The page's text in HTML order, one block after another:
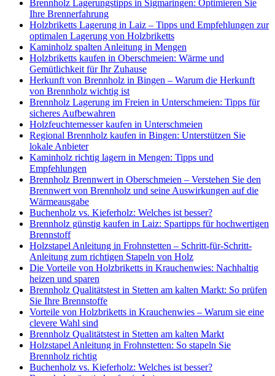
Brennholz Lagerungstipps in Sigmaringen: Optimieren Sie
Ihre Brennerfahrung
Holzbriketts Lagerung in Laiz – Tipps und Empfehlungen zur
optimalen Lagerung von Holzbriketts
Kaminholz spalten Anleitung in Mengen
Holzbriketts kaufen in Oberschmeien: Wärme und
Gemütlichkeit für Ihr Zuhause
Herkunft von Brennholz in Bingen – Warum die Herkunft
von Brennholz wichtig ist
Brennholz Lagerung im Freien in Unterschmeien: Tipps für
sicheres Aufbewahren
Holzfeuchtemesser kaufen in Unterschmeien
Regional Brennholz kaufen in Bingen: Unterstützen Sie
lokale Anbieter
Kaminholz richtig lagern in Mengen: Tipps und
Empfehlungen
Brennholz Brennwert in Oberschmeien – Verstehen Sie den
Brennwert von Brennholz und seine Auswirkungen auf die
Wärmeausgabe
Buchenholz vs. Kieferholz: Welches ist besser?
Brennholz günstig kaufen in Laiz: Spartipps für hochwertigen
Brennstoff
Holzstapel Anleitung in Frohnstetten – Schritt-für-Schritt-
Anleitung zum richtigen Stapeln von Holz
Die Vorteile von Holzbriketts in Krauchenwies: Nachhaltig
heizen und sparen
Brennholz Qualitätstest in Stetten am kalten Markt: So prüfen
Sie Ihre Brennstoffe
Vorteile von Holzbriketts in Krauchenwies – Warum sie eine
clevere Wahl sind
Brennholz Qualitätstest in Stetten am kalten Markt
Holzstapel Anleitung in Frohnstetten: So stapeln Sie
Brennholz richtig
Buchenholz vs. Kieferholz: Welches ist besser?